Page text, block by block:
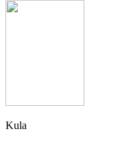
Kula